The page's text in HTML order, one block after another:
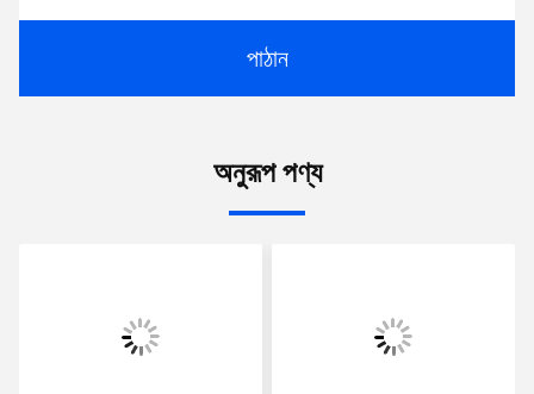
পাঠান
অনুরূপ পণ্য